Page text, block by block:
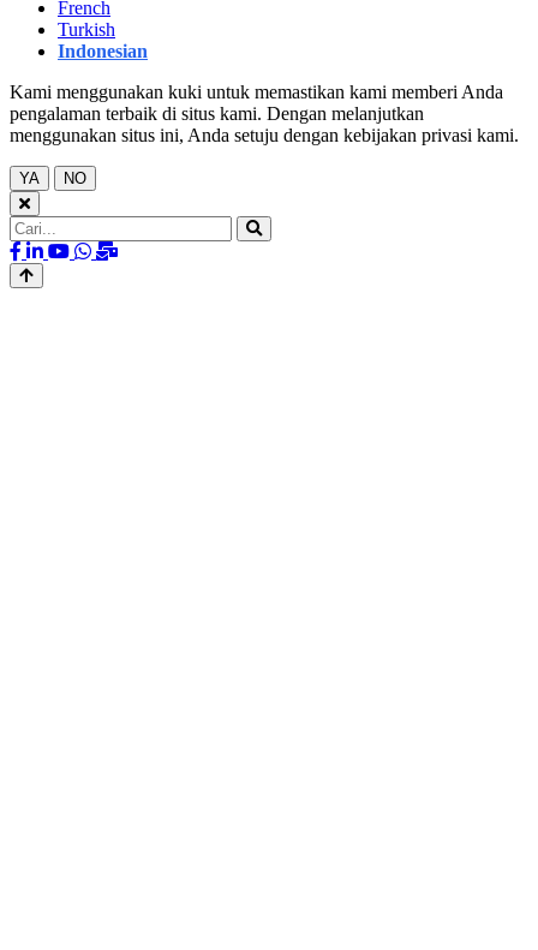
French
Turkish
Indonesian
Kami menggunakan kuki untuk memastikan kami memberi Anda
pengalaman terbaik di situs kami. Dengan melanjutkan
menggunakan situs ini, Anda setuju dengan kebijakan privasi kami.
YA NO